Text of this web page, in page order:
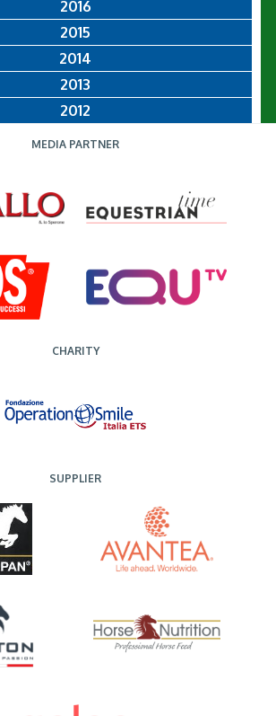
2016
2015
2014
2013
2012
MEDIA PARTNER
CHARITY
SUPPLIER